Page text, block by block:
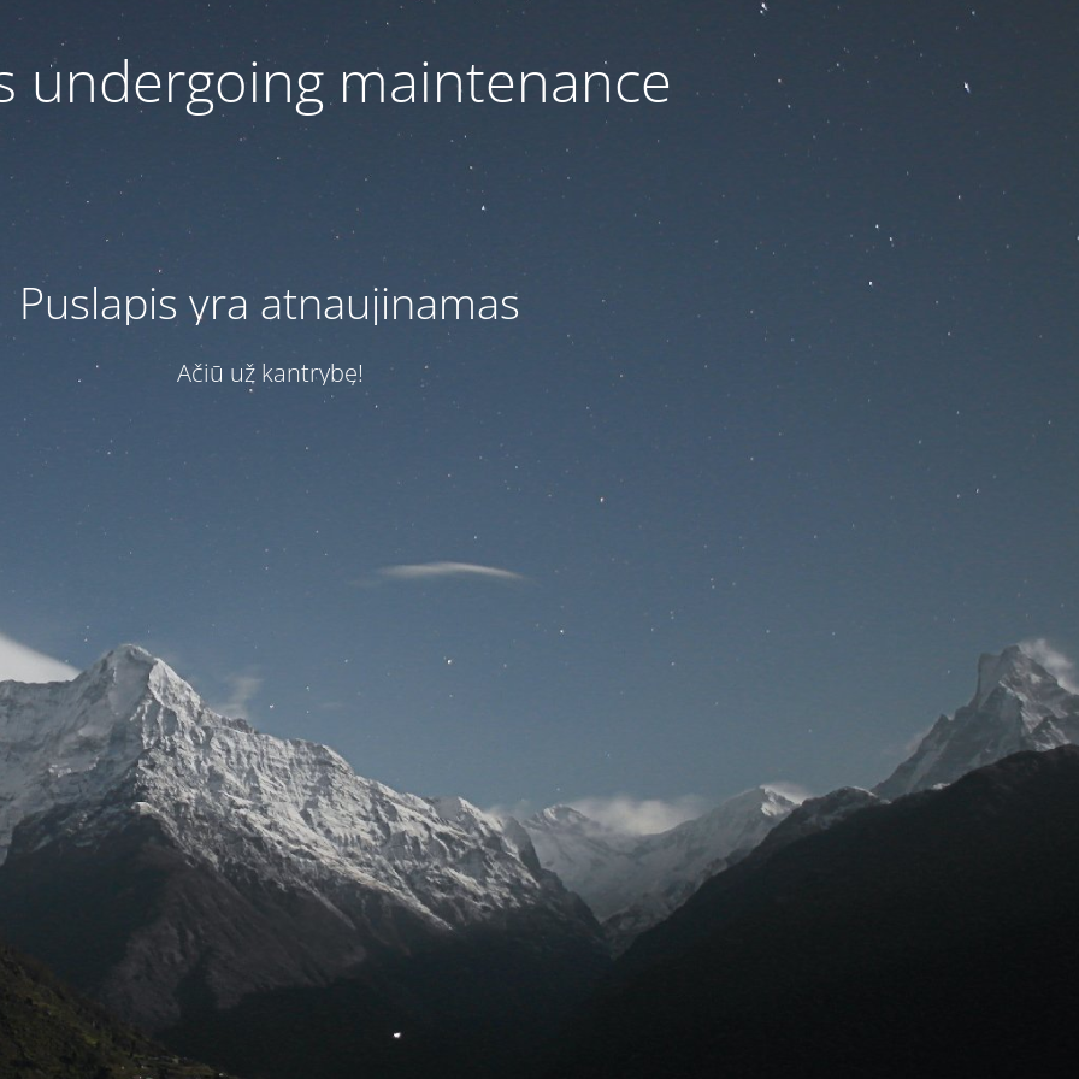
undergoing maintenance
Puslapis yra atnaujinamas
Ačiū už kantrybę!